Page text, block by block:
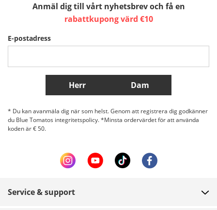
België (Nederlands)
Belgique (Français) Danmark Norge
Fler länder
Anmäl dig till vårt nyhetsbrev och få en
rabattkupong värd €10
E-postadress
Herr Dam
* Du kan avanmäla dig när som helst. Genom att registrera dig godkänner
du Blue Tomatos integritetspolicy. *Minsta ordervärdet för att använda
koden är € 50.
Service & support